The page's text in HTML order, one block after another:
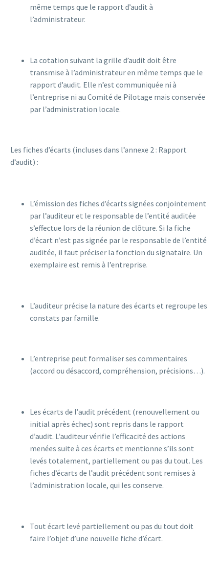
même temps que le rapport d’audit à
l’administrateur.
La cotation suivant la grille d’audit doit être
transmise à l’administrateur en même temps que le
rapport d’audit. Elle n’est communiquée ni à
l’entreprise ni au Comité de Pilotage mais conservée
par l’administration locale.
Les fiches d’écarts (incluses dans l’annexe 2 : Rapport
d’audit) :
L’émission des fiches d’écarts signées conjointement
par l’auditeur et le responsable de l’entité auditée
s’effectue lors de la réunion de clôture. Si la fiche
d’écart n’est pas signée par le responsable de l’entité
auditée, il faut préciser la fonction du signataire. Un
exemplaire est remis à l’entreprise.
L’auditeur précise la nature des écarts et regroupe les
constats par famille.
L’entreprise peut formaliser ses commentaires
(accord ou désaccord, compréhension, précisions…).
Les écarts de l’audit précédent (renouvellement ou
initial après échec) sont repris dans le rapport
d’audit. L’auditeur vérifie l’efficacité des actions
menées suite à ces écarts et mentionne s’ils sont
levés totalement, partiellement ou pas du tout. Les
fiches d’écarts de l’audit précédent sont remises à
l’administration locale, qui les conserve.
Tout écart levé partiellement ou pas du tout doit
faire l’objet d’une nouvelle fiche d’écart.